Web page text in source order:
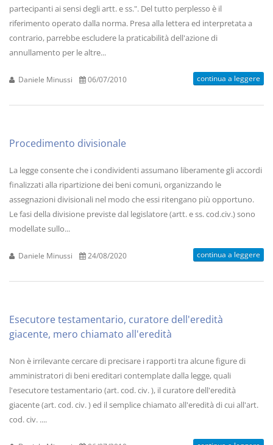
partecipanti ai sensi degli artt. e ss.". Del tutto perplesso è il
riferimento operato dalla norma. Presa alla lettera ed interpretata a
contrario, parrebbe escludere la praticabilità dell'azione di
annullamento per le altre...
Daniele Minussi 06/07/2010 continua a leggere
Procedimento divisionale
La legge consente che i condividenti assumano liberamente gli accordi
finalizzati alla ripartizione dei beni comuni, organizzando le
assegnazioni divisionali nel modo che essi ritengano più opportuno.
Le fasi della divisione previste dal legislatore (artt. e ss. cod.civ.) sono
modellate sullo...
Daniele Minussi 24/08/2020 continua a leggere
Esecutore testamentario, curatore dell'eredità
giacente, mero chiamato all'eredità
Non è irrilevante cercare di precisare i rapporti tra alcune figure di
amministratori di beni ereditari contemplate dalla legge, quali
l'esecutore testamentario (art. cod. civ. ), il curatore dell'eredità
giacente (art. cod. civ. ) ed il semplice chiamato all'eredità di cui all'art.
cod. civ. ....